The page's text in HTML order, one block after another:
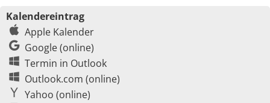
Kalendereintrag
Apple Kalender
Google (online)
Termin in Outlook
Outlook.com (online)
Yahoo (online)